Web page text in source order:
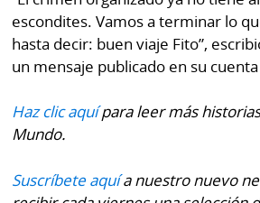
escondites. Vamos a terminar lo
hasta decir: buen viaje Fito”,
un mensaje publicado en su cuenta
Haz clic aquípara leer más
Mundo.
Suscríbete aquía nuestro nuevo